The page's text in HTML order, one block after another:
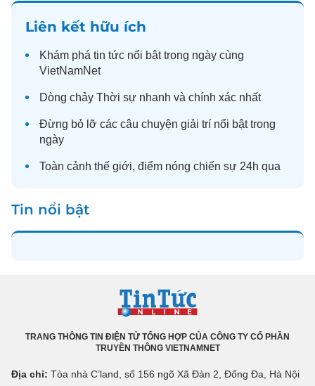
Liên kết hữu ích
Khám phá tin tức nổi bật trong ngày cùng
VietNamNet
Dòng chảy Thời sự nhanh và chính xác nhất
Đừng bỏ lỡ các câu chuyện giải trí nổi bật trong
ngày
Toàn cảnh thế giới, điểm nóng chiến sự 24h qua
Tin nổi bật
TRANG THÔNG TIN ĐIỆN TỬ TỔNG HỢP CỦA CÔNG TY CỔ PHẦN
TRUYỀN THÔNG VIETNAMNET
Địa chỉ: Tòa nhà C’land, số 156 ngõ Xã Đàn 2, Đống Đa, Hà Nội